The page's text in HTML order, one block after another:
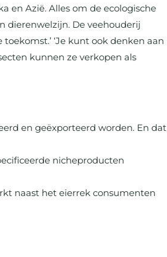
en Azië. Alles om de ecologische
dierenwelzijn. De veehouderij
‘Je kunt ook denken aan
kunnen ze verkopen als
en geëxporteerd worden. En dat
nicheproducten
naast het eierrek consumenten